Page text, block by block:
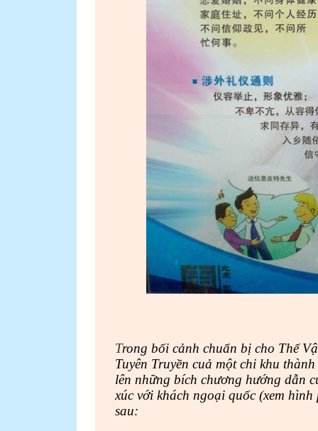
Trong bối cảnh chuẩn bị cho Thế
Tuyên Truyền cuả một chi khu
lên những bích chương hướng dẫn
xúc với khách ngoại quốc (xem
sau: